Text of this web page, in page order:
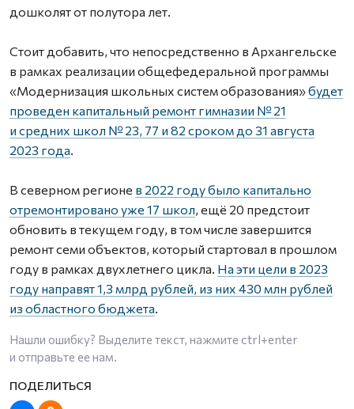
дошколят от полутора лет.
Стоит добавить, что непосредственно в Архангельске
в рамках реализации общефедеральной программы
«Модернизация школьных систем образования»будет
проведен капитальный ремонт гимназии № 21
и средних школ № 23, 77 и 82 сроком до 31 августа
2023 года.
В северном регионе в 2022 году было капитально
отремонтировано уже 17 школ, ещё 20 предстоит
обновить в текущем году, в том числе завершится
ремонт семи объектов, который стартовал в прошлом
году в рамках двухлетнего цикла. На эти цели в 2023
году направят 1,3 млрд рублей, из них 430 млн рублей
из областного бюджета.
Нашли ошибку? Выделите текст, нажмите ctrl+enter
и отправьте ее нам.